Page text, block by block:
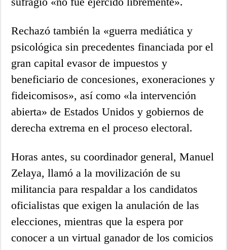
Rechazó también la «guerra mediática y
psicológica sin precedentes financiada por el
gran capital evasor de impuestos y
beneficiario de concesiones, exoneraciones y
fideicomisos», así como «la intervención
abierta» de Estados Unidos y gobiernos de
derecha extrema en el proceso electoral.
Horas antes, su coordinador general, Manuel
Zelaya, llamó a la movilización de su
militancia para respaldar a los candidatos
oficialistas que exigen la anulación de las
elecciones, mientras que la espera por
conocer a un virtual ganador de los comicios